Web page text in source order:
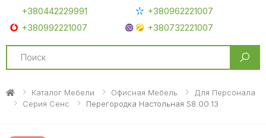
+380442229991
+380962221007
+380992221007
+380732221007
Search
Каталог Мебели Офисная Мебель
Для Персонала
Серия Сенс
Перегородка Настольная S8.00.13